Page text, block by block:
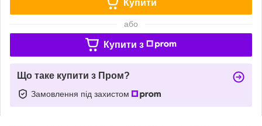
Купити
або
Купити з
Що таке купити з Пром?
Замовлення під захистом